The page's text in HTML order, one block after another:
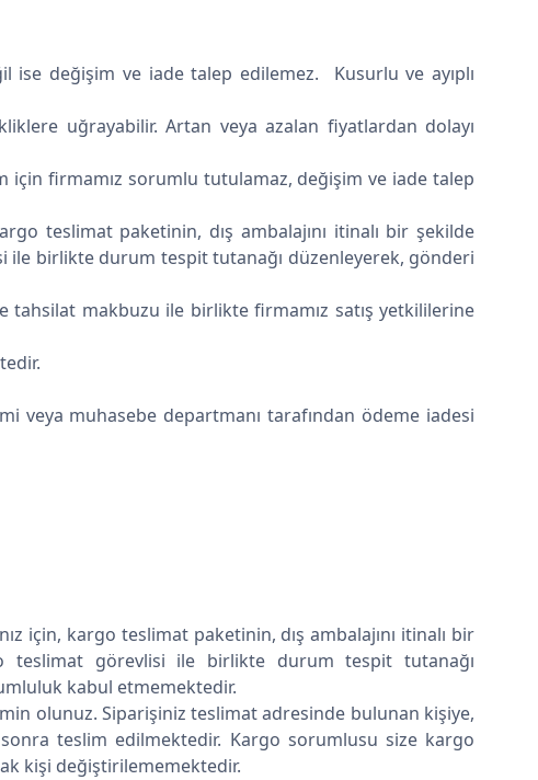
ise değişim ve iade talep edilemez. Kusurlu ve ayıplı
uğrayabilir. Artan veya azalan fiyatlardan dolayı
için firmamız sorumlu tutulamaz, değişim ve iade talep
teslimat paketinin, dış ambalajını itinalı bir şekilde
birlikte durum tespit tutanağı düzenleyerek, gönderi
tahsilat makbuzu ile birlikte firmamız satış yetkililerine
muhasebe departmanı tarafından ödeme iadesi
için, kargo teslimat paketinin, dış ambalajını itinalı bir
görevlisi ile birlikte durum tespit tutanağı
kabul etmemektedir.
olunuz. Siparişiniz teslimat adresinde bulunan kişiye,
teslim edilmektedir. Kargo sorumlusu size kargo
kişi değiştirilememektedir.